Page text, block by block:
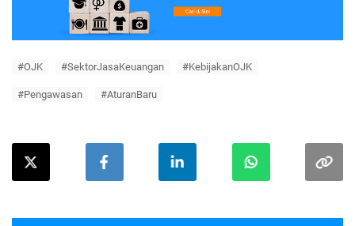
#OJK #SektorJasaKeuangan #KebijakanOJK
#Pengawasan #AturanBaru